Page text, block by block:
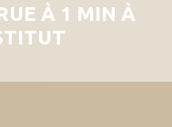
À 1 MIN À